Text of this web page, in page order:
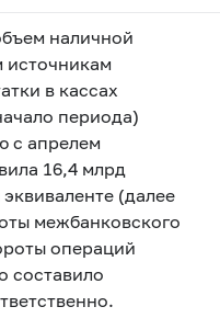
наличной
источникам
в кассах
периода)
с апрелем
16,4 млрд
(далее
межбанковского
операций
составило